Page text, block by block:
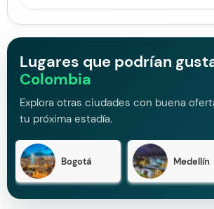
Lugares que podrían
Colombia
Explora otras ciudades con buena
tu próxima estadía.
Bogotá Medellín